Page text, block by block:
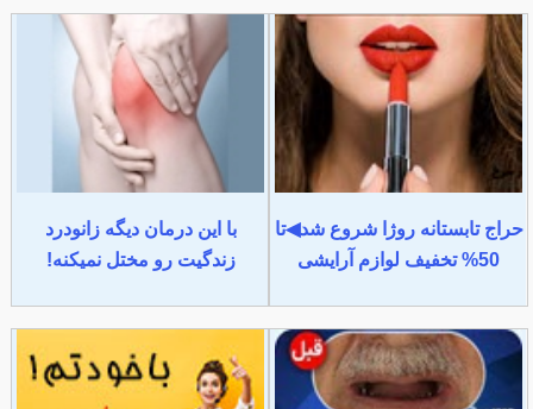
حراج تابستانه روژا شروع شد◀تا
50% تخفیف لوازم آرایشی
با این درمان دیگه زانودرد
زندگیت رو مختل نمیکنه!